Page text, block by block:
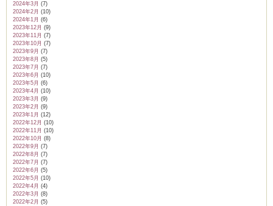
2024年3月 (7)
2024年2月 (10)
2024年1月 (6)
2023年12月 (9)
2023年11月 (7)
2023年10月 (7)
2023年9月 (7)
2023年8月 (5)
2023年7月 (7)
2023年6月 (10)
2023年5月 (6)
2023年4月 (10)
2023年3月 (9)
2023年2月 (9)
2023年1月 (12)
2022年12月 (10)
2022年11月 (10)
2022年10月 (8)
2022年9月 (7)
2022年8月 (7)
2022年7月 (7)
2022年6月 (5)
2022年5月 (10)
2022年4月 (4)
2022年3月 (8)
2022年2月 (5)